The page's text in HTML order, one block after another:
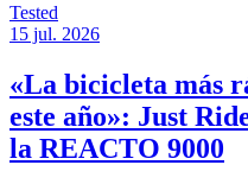
Tested
15 jul. 2026
«La bicicleta más
este año»: Just
la REACTO 9000